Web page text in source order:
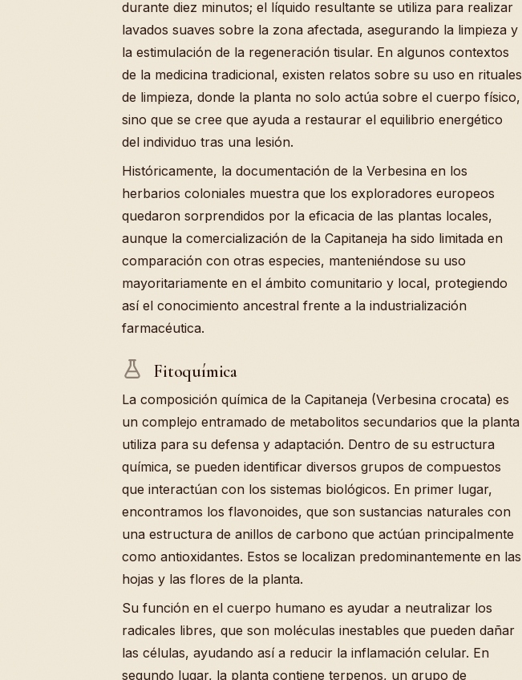
durante diez minutos; el líquido resultante se utiliza para realizar
lavados suaves sobre la zona afectada, asegurando la limpieza y
la estimulación de la regeneración tisular. En algunos contextos
de la medicina tradicional, existen relatos sobre su uso en rituales
de limpieza, donde la planta no solo actúa sobre el cuerpo físico,
sino que se cree que ayuda a restaurar el equilibrio energético
del individuo tras una lesión.
Históricamente, la documentación de la Verbesina en los
herbarios coloniales muestra que los exploradores europeos
quedaron sorprendidos por la eficacia de las plantas locales,
aunque la comercialización de la Capitaneja ha sido limitada en
comparación con otras especies, manteniéndose su uso
mayoritariamente en el ámbito comunitario y local, protegiendo
así el conocimiento ancestral frente a la industrialización
farmacéutica.
Fitoquímica
La composición química de la Capitaneja (Verbesina crocata) es
un complejo entramado de metabolitos secundarios que la planta
utiliza para su defensa y adaptación. Dentro de su estructura
química, se pueden identificar diversos grupos de compuestos
que interactúan con los sistemas biológicos. En primer lugar,
encontramos los flavonoides, que son sustancias naturales con
una estructura de anillos de carbono que actúan principalmente
como antioxidantes. Estos se localizan predominantemente en las
hojas y las flores de la planta.
Su función en el cuerpo humano es ayudar a neutralizar los
radicales libres, que son moléculas inestables que pueden dañar
las células, ayudando así a reducir la inflamación celular. En
segundo lugar, la planta contiene terpenos, un grupo de